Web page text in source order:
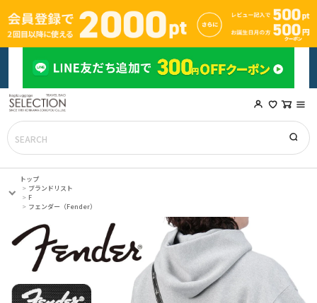
トップ
ブランドリスト
F
フェンダー（Fender）